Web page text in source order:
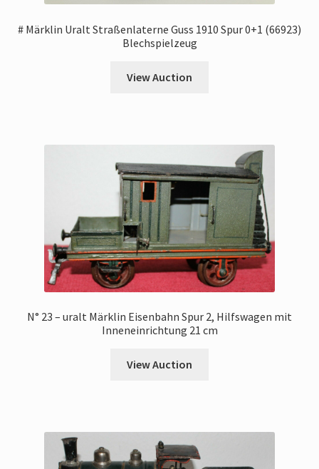
# Märklin Uralt Straßenlaterne Guss 1910 Spur 0+1 (66923)
Blechspielzeug
View Auction
N° 23 – uralt Märklin Eisenbahn Spur 2, Hilfswagen mit
Inneneinrichtung 21 cm
View Auction